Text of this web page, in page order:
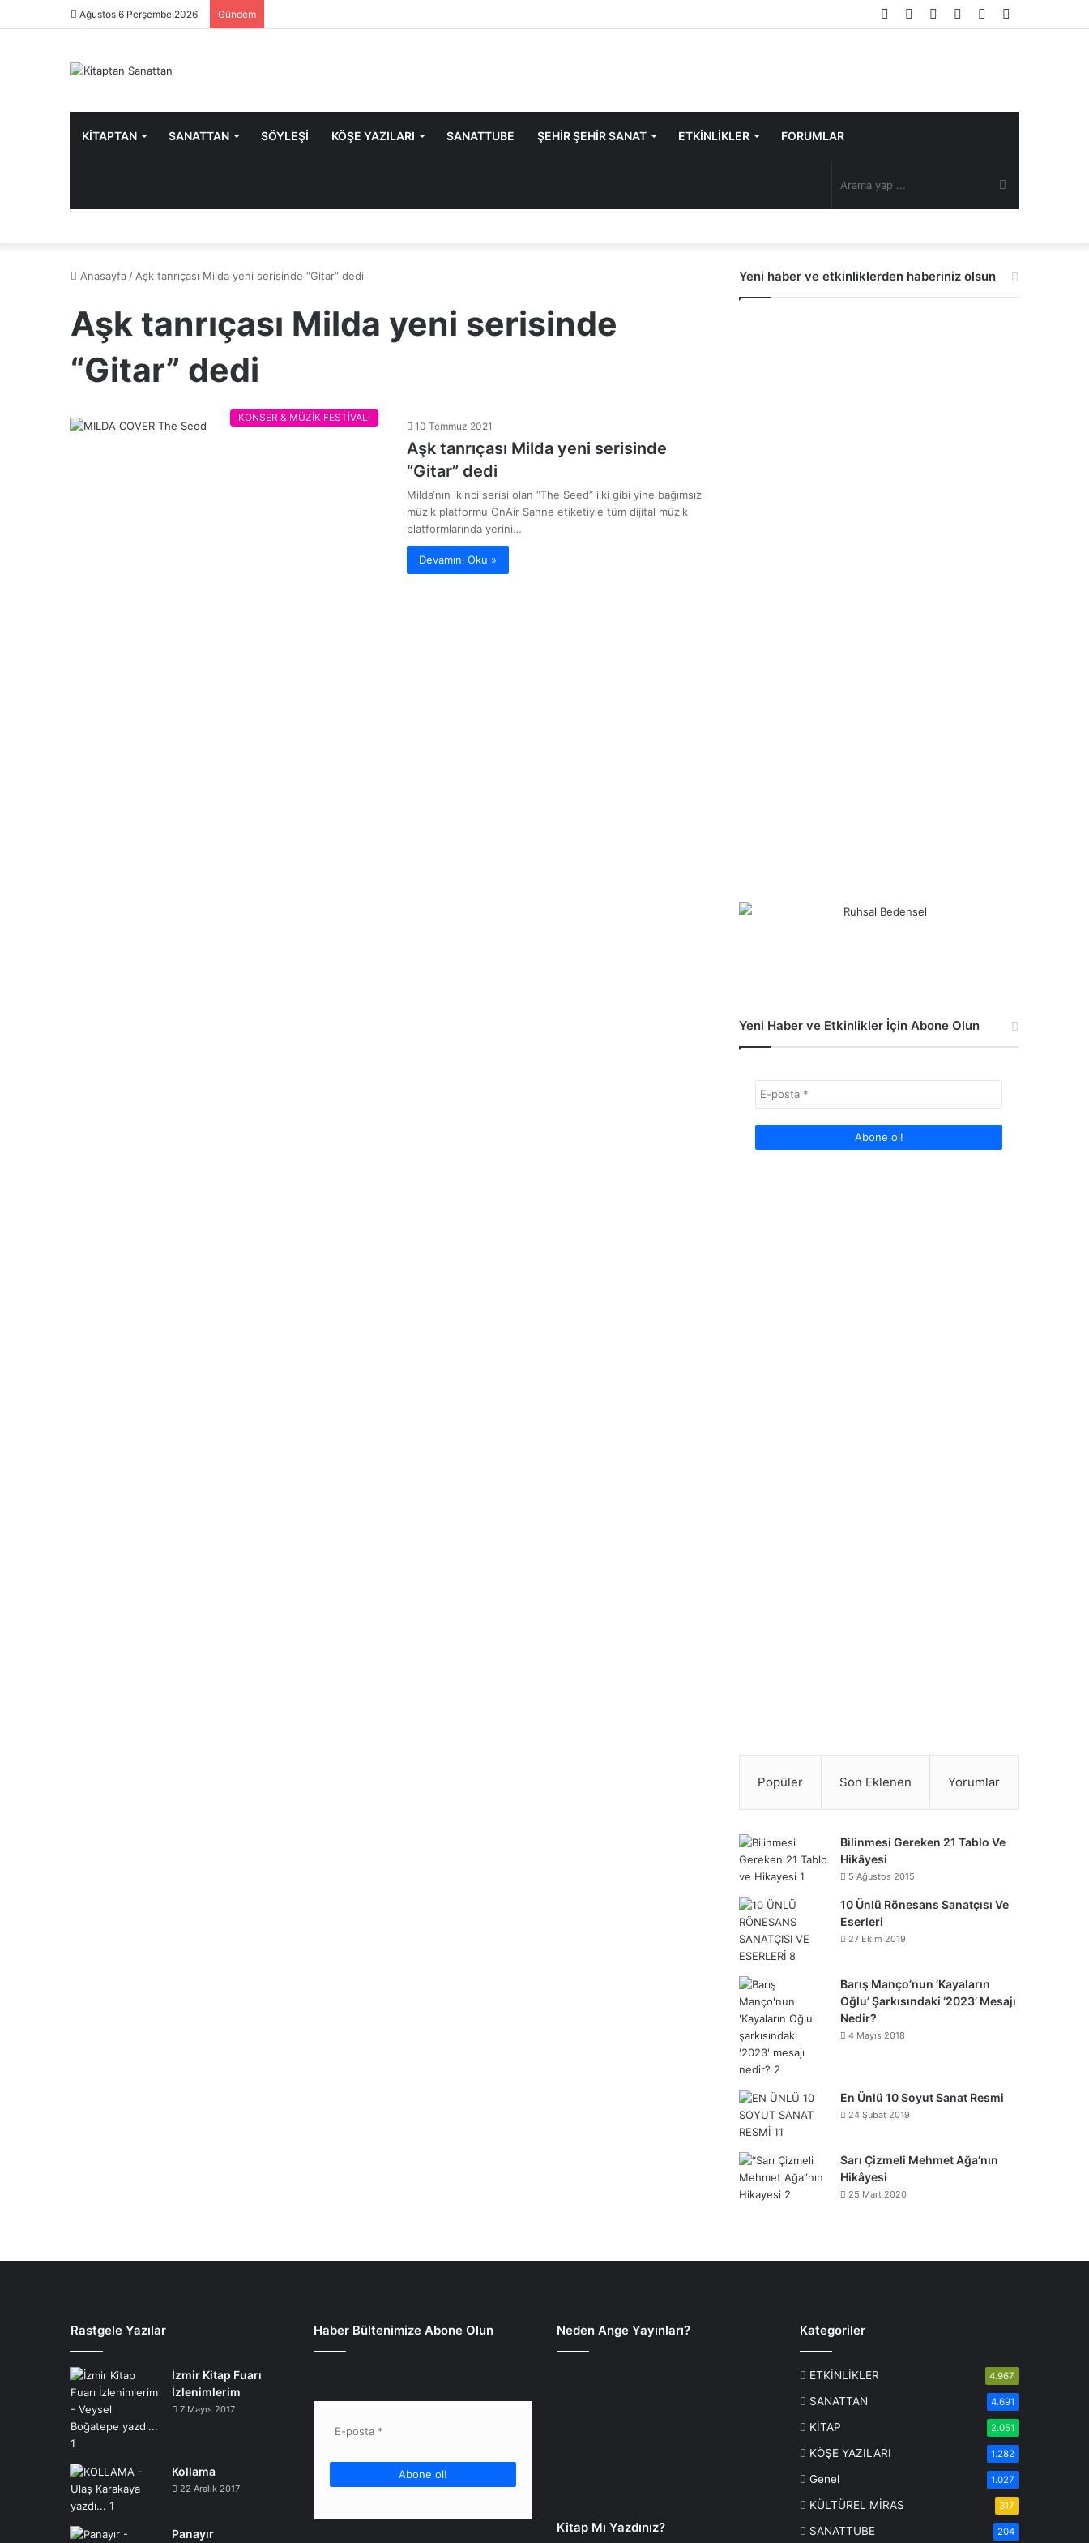
Ağustos 6 Perşembe,2026 Gündem
Rastgele
Instagram
YouTube
Twitter
Facebook
KİTAPTAN SANATTAN SÖYLEŞİ KÖŞE YAZILARI SANATTUBE ŞEHİR ŞEHİR SANAT ETKİNLİKLER FORUMLAR
Arama
...
Anasayfa / Aşk tanrıçası Milda yeni serisinde “Gitar” dedi
Aşk tanrıçası Milda yeni serisinde
“Gitar” dedi
KONSER & MÜZİK FESTİVALİ
10 Temmuz 2021
Aşk tanrıçası Milda yeni serisinde
“Gitar” dedi
Milda‘nın ikinci serisi olan “The Seed” ilki gibi yine bağımsız
müzik platformu OnAir Sahne etiketiyle tüm dijital müzik
platformlarında yerini…
Devamını Oku »
Yeni haber ve etkinliklerden haberiniz olsun
Yeni Haber ve Etkinlikler İçin Abone Olun
Popüler Son Eklenen Yorumlar
Bilinmesi Gereken 21 Tablo Ve
Hikâyesi
5 Ağustos 2015
10 Ünlü Rönesans Sanatçısı Ve
Eserleri
27 Ekim 2019
Barış Manço’nun ‘Kayaların
Oğlu’ Şarkısındaki ‘2023’ Mesajı
Nedir?
4 Mayıs 2018
En Ünlü 10 Soyut Sanat Resmi
24 Şubat 2019
Sarı Çizmeli Mehmet Ağa’nın
Hikâyesi
25 Mart 2020
Rastgele Yazılar
İzmir Kitap Fuarı
İzlenimlerim
7 Mayıs 2017
Kollama
22 Aralık 2017
Panayır
Haber Bültenimize Abone Olun Neden Ange Yayınları?
Kitap Mı Yazdınız?
Kategoriler
ETKİNLİKLER 4.967
SANATTAN 4.691
KİTAP 2.051
KÖŞE YAZILARI 1.282
Genel 1.027
KÜLTÜREL MİRAS 317
SANATTUBE 204